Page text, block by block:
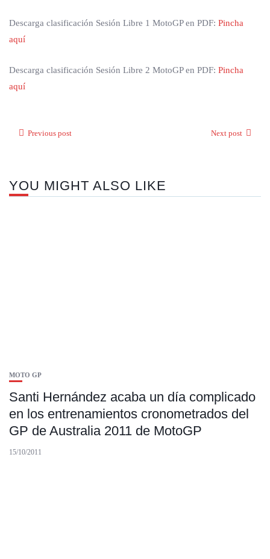
Descarga clasificación Sesión Libre 1 MotoGP en PDF: Pincha
aquí
Descarga clasificación Sesión Libre 2 MotoGP en PDF: Pincha
aquí
Previous post Next post
YOU MIGHT ALSO LIKE
MOTO GP
Santi Hernández acaba un día complicado
en los entrenamientos cronometrados del
GP de Australia 2011 de MotoGP
15/10/2011